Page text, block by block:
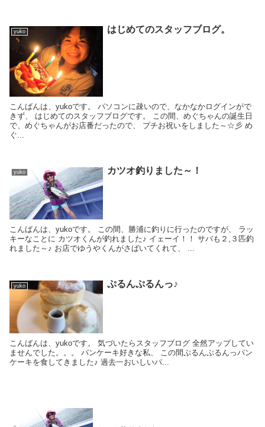
yuko はじめてのスタッフブログ。
こんばんは、yukoです。 パソコンに疎いので、なかなかログインがで
きず、 はじめてのスタッフブログです。 この間、めぐちゃんの誕生日
で、めぐちゃんがお店番だったので、 プチお祝いをしました～☆彡 め
ぐ...
yuko カツオ釣りました～！
こんばんは、yukoです。 この間、勝浦に釣りに行ったのですが、 ラッ
キーなことに カツオくんが釣れました♪ イェーイ！！ サバも２,３匹釣
れました～♪ お店でゆうやくんがさばいてくれて、 ...
yuko ぷるんぷるんっ♪
こんばんは、yukoです。 気づいたらスタッフブログ 全然アップしてい
ませんでした。。。 パンケーキ好きな私、 この間ぷるんぷるんっパン
ケーキを食してきました♪ 過去一おいしいパ...